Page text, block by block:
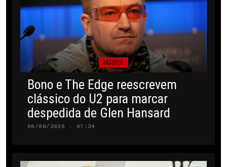
MÚSICA
Bono e The Edge reescrevem
clássico do U2 para marcar
despedida de Glen Hansard
06/08/2026 · 07:34